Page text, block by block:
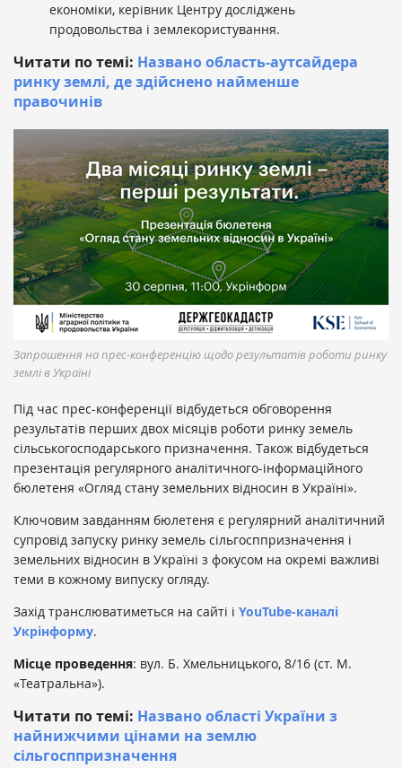
економіки, керівник Центру досліджень
продовольства і землекористування.
Читати по темі: Названо область-аутсайдера
ринку землі, де здійснено найменше
правочинів
Запрошення на прес-конференцію щодо результатів роботи ринку
землі в Україні
Під час прес-конференції відбудеться обговорення
результатів перших двох місяців роботи ринку земель
сільськогосподарського призначення. Також відбудеться
презентація регулярного аналітичного-інформаційного
бюлетеня «Огляд стану земельних відносин в Україні».
Ключовим завданням бюлетеня є регулярний аналітичний
супровід запуску ринку земель сільгосппризначення і
земельних відносин в Україні з фокусом на окремі важливі
теми в кожному випуску огляду.
Захід транслюватиметься на сайті і YouTube-каналі
Укрінформу.
Місце проведення: вул. Б. Хмельницького, 8/16 (ст. М.
«Театральна»).
Читати по темі: Названо області України з
найнижчими цінами на землю
сільгосппризначення